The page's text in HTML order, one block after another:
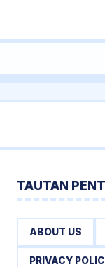
TAUTAN
ABOUT US
PRIVACY